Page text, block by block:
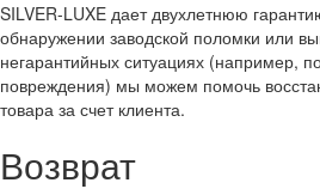
SILVER-LUXE дает двухлетнюю
обнаружении заводской поломки или
негарантийных ситуациях (например,
повреждения) мы можем помочь
товара за счет клиента.
Возврат